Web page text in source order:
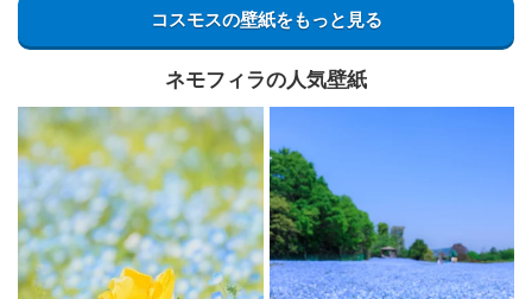
コスモスの壁紙をもっと見る
ネモフィラの人気壁紙